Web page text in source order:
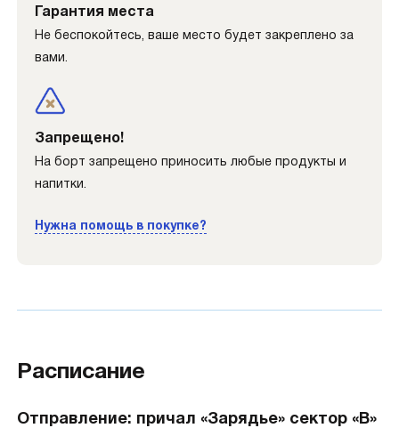
Гарантия места
Не беспокойтесь, ваше место будет закреплено за
вами.
Запрещено!
На борт запрещено приносить любые продукты и
напитки.
Нужна помощь в покупке?
Расписание
Отправление: причал «Зарядье» сектор «B»